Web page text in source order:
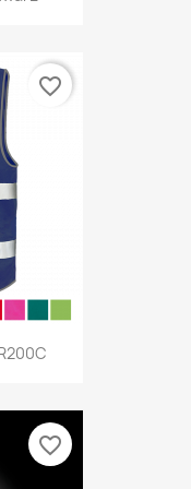
favorite_border
favorite_border